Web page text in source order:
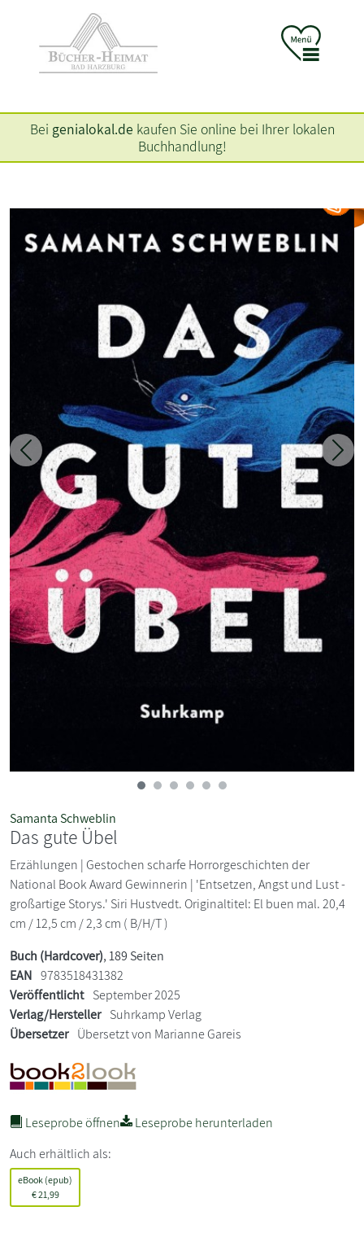
Bei genialokal.de kaufen Sie online bei Ihrer lokalen
Buchhandlung!
Zurück
Samanta Schweblin
Das gute Übel
Erzählungen | Gestochen scharfe Horrorgeschichten der
National Book Award Gewinnerin | 'Entsetzen, Angst und Lust -
großartige Storys.' Siri Hustvedt. Originaltitel: El buen mal. 20,4
cm / 12,5 cm / 2,3 cm ( B/H/T )
Buch (Hardcover), 189 Seiten
EAN 9783518431382
Veröffentlicht September 2025
Verlag/Hersteller Suhrkamp Verlag
Übersetzer Übersetzt von Marianne Gareis
Leseprobe öffnen
Leseprobe herunterladen
Auch erhältlich als:
eBook (epub)
€21,99